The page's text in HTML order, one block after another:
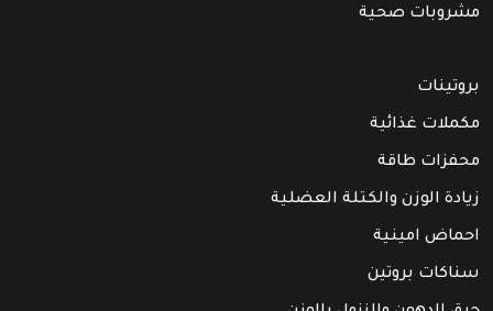
مشروبات صحية
بروتينات
مكملات غذائية
محفزات طاقة
زيادة الوزن والكتلة العضلية
احماض امينية
سناكات بروتين